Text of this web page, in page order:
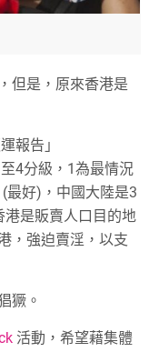
但是，原來香港是
報告」
4分級，1為最情況
最好)，中國大陸是3
是販賣人口目的地
，強迫賣淫，以支
獗。
活動，希望藉集體